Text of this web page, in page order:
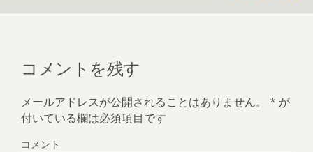
コメントを残す
メールアドレスが公開されることはありません。 * が
付いている欄は必須項目です
コメント